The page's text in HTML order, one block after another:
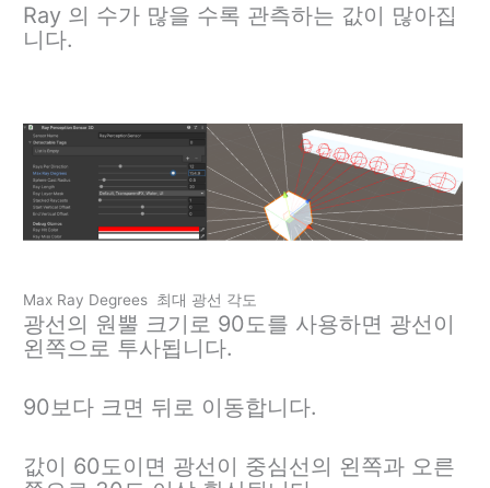
Ray 의 수가 많을 수록 관측하는 값이 많아집
니다.
Max Ray Degrees 최대 광선 각도
광선의 원뿔 크기로 90도를 사용하면 광선이
왼쪽으로 투사됩니다.
90보다 크면 뒤로 이동합니다.
값이 60도이면 광선이 중심선의 왼쪽과 오른